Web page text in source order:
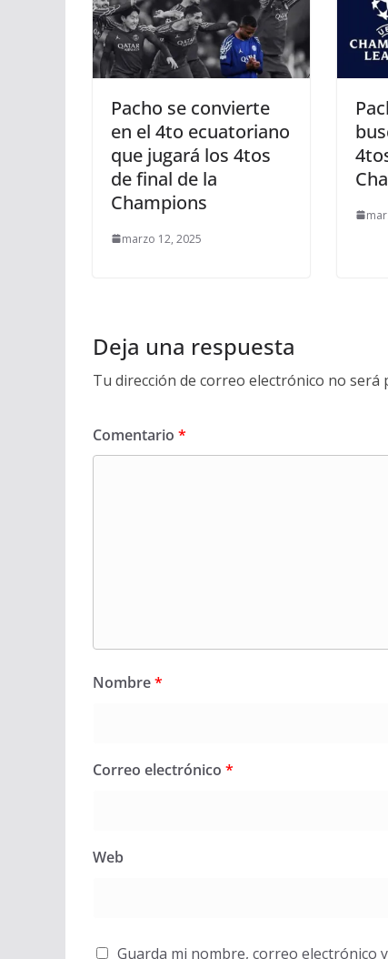
Pacho se convierte
en el 4to ecuatoriano
que jugará los 4tos
de final de la
Champions
marzo 12, 2025
Deja una respuesta
Tu dirección de correo electrónico no será
Comentario *
Nombre*
Correo electrónico *
Web
Guarda mi nombre, correo electrónico